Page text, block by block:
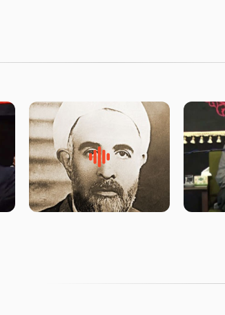
علیها
روضه‌ی مجلس یزید ملعون و
اسارت اهل‌بیت علیهم‌السلام –